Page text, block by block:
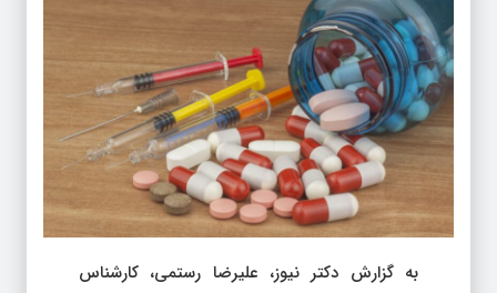
به گزارش دکتر نیوز، علیرضا رستمی، کارشناس